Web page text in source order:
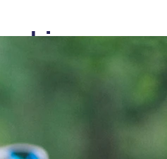
Menschen mit
genommen
fachlicher